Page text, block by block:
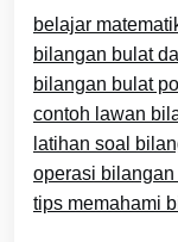
belajar
bilangan bulat
bilangan bulat
contoh lawan
latihan soal
operasi bilangan
tips memahami